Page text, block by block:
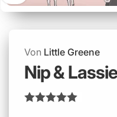
Von Little Greene
Nip &